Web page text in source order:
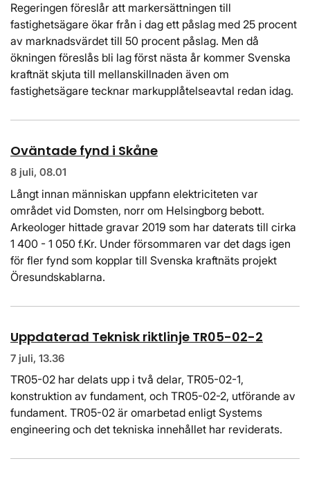
Regeringen föreslår att markersättningen till
fastighetsägare ökar från i dag ett påslag med 25 procent
av marknadsvärdet till 50 procent påslag. Men då
ökningen föreslås bli lag först nästa år kommer Svenska
kraftnät skjuta till mellanskillnaden även om
fastighetsägare tecknar markupplåtelseavtal redan idag.
Oväntade fynd i Skåne
8 juli, 08.01
Långt innan människan uppfann elektriciteten var
området vid Domsten, norr om Helsingborg bebott.
Arkeologer hittade gravar 2019 som har daterats till cirka
1 400 - 1 050 f.Kr. Under försommaren var det dags igen
för fler fynd som kopplar till Svenska kraftnäts projekt
Öresundskablarna.
Uppdaterad Teknisk riktlinje TR05-02-2
7 juli, 13.36
TR05-02 har delats upp i två delar, TR05-02-1,
konstruktion av fundament, och TR05-02-2, utförande av
fundament. TR05-02 är omarbetad enligt Systems
engineering och det tekniska innehållet har reviderats.